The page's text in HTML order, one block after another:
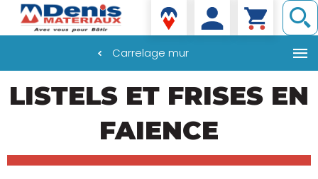
au
contenu
Denis matériaux
Carrelage mur
LISTELS ET FRISES EN
FAIENCE